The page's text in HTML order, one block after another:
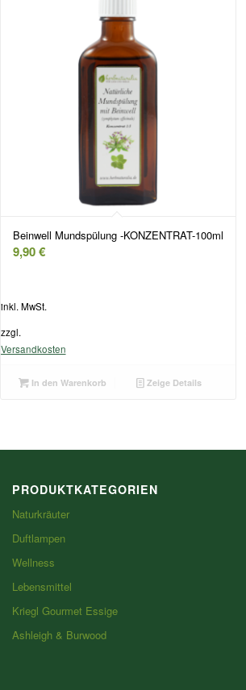
Beinwell Mundspülung -KONZENTRAT-100ml
9,90€
inkl. MwSt.
zzgl.
Versandkosten
In den Warenkorb Zeige Details
PRODUKTKATEGORIEN
Naturkräuter
Duftlampen
Wellness
Lebensmittel
Kriegl Gourmet Essige
Ashleigh & Burwood